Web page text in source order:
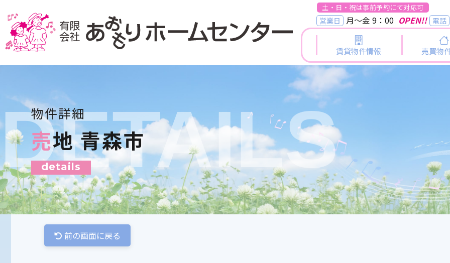
土・日・祝は事前予約にて対応可
営業日 月～金 9：00 OPEN!! 電話
賃貸物件情報 売買物
物件詳細
売地 青森市
details
DETAILS
前の画面に戻る